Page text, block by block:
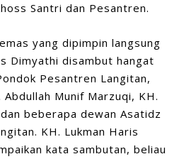
Santri dan Pesantren.
yang dipimpin langsung
Dimyathi disambut hangat
Pesantren Langitan,
Munif Marzuqi, KH.
beberapa dewan Asatidz
KH. Lukman Haris
kata sambutan, beliau